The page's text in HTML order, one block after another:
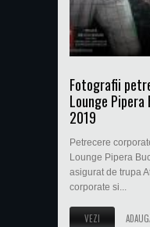
Fotografii
Lounge
2019
Petrecere
Lounge Pipera
asigurat de trupa
corporate si...
VEZI